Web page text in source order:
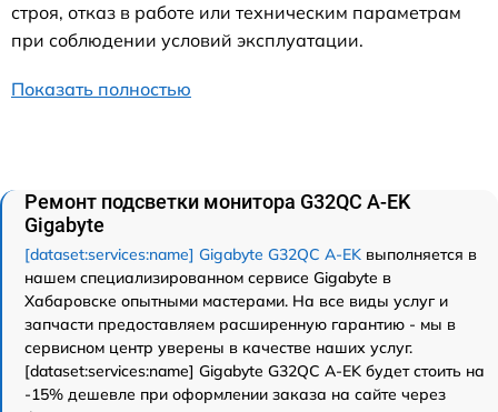
строя, отказ в работе или техническим параметрам
при соблюдении условий эксплуатации.
Показать полностью
Ремонт подсветки монитора G32QC A-EK
Gigabyte
[dataset:services:name] Gigabyte G32QC A-EK выполняется в
нашем специализированном сервисе Gigabyte в
Хабаровске опытными мастерами. На все виды услуг и
запчасти предоставляем расширенную гарантию - мы в
сервисном центр уверены в качестве наших услуг.
[dataset:services:name] Gigabyte G32QC A-EK будет стоить на
-15% дешевле при оформлении заказа на сайте через